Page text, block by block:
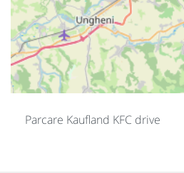
Parcare Kaufland KFC drive